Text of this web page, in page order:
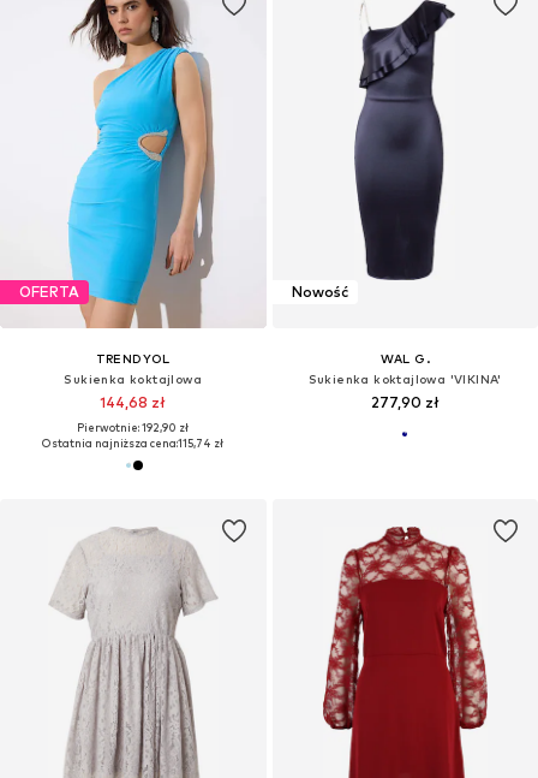
OFERTA
TRENDYOL
Sukienka koktajlowa
144,68 zł
Pierwotnie: 192,90 zł
Ostatnia najniższa cena:115,74 zł
Nowość
WAL G.
Sukienka koktajlowa 'VIKINA'
277,90 zł